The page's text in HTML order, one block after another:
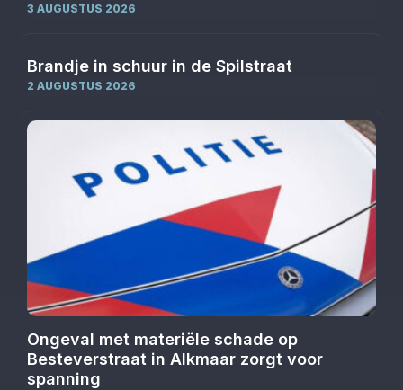
3 AUGUSTUS 2026
Brandje in schuur in de Spilstraat
2 AUGUSTUS 2026
Ongeval met materiële schade op
Besteverstraat in Alkmaar zorgt voor
spanning